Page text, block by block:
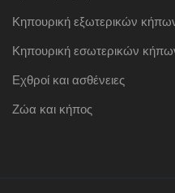
Κηπουρική εξωτερικών
Κηπουρική εσωτερικών
Εχθροί και ασθένειες
Ζώα και κήπος